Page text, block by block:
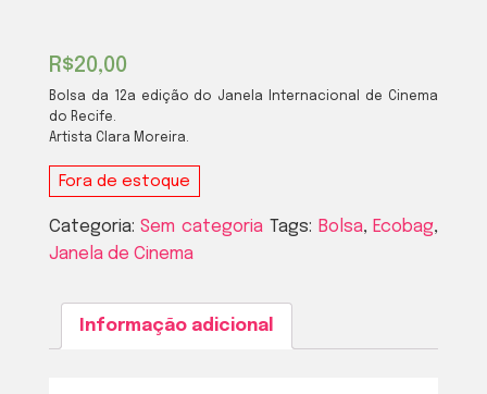
R$20,00
Bolsa da 12a edição do Janela Internacional de Cinema
do Recife.
Artista Clara Moreira.
Fora de estoque
Categoria:Sem categoria Tags: Bolsa, Ecobag,
Janela de Cinema
Informação adicional